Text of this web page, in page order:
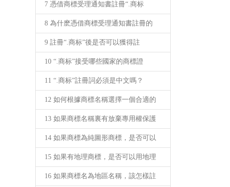
7 憑借商標受理通知書註冊“.商标
8 為什麽憑借商標受理通知書註冊的
9 註冊“.商标”後是否可以獲得註
10 “.商标”接受哪些國家的商標證
11 “.商标”註冊詞必須是中文嗎？
12 如何根據商標名稱選擇一個合適的
13 如果商標名稱裏有放棄專用權保護
14 如果商標為純圖形商標，是否可以
15 如果有地理商標，是否可以用地理
16 如果商標名為地區名稱，該怎樣註